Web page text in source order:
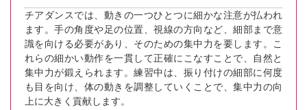
チアダンスでは、動きの一つひとつに細かな注意が払われ
ます。手の角度や足の位置、視線の方向など、細部まで意
識を向ける必要があり、そのための集中力を要します。こ
れらの細かい動作を一貫して正確にこなすことで、自然と
集中力が鍛えられます。練習中は、振り付けの細部に何度
も目を向け、体の動きを調整していくことで、集中力の向
上に大きく貢献します。